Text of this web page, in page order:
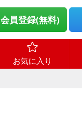
会員登録(無料)
お気に入り